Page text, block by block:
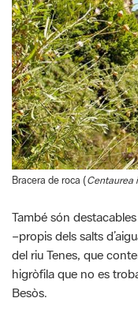
Bracera de roca (Centaurea
També són
–propis dels salts
del riu Tenes, que
higròfila que no es
Besòs.